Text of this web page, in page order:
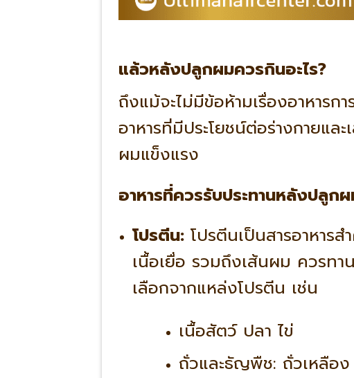
แล้วหลังปลูกผมควรกินอะไร?
ถึงแม้จะไม่มีข้อห้ามเรื่องอาหารก
อาหารที่มีประโยชน์ต่อร่างกายแล
ผมแข็งแรง
อาหารที่ควรรับประทานหลังปลูก
โปรตีน:โปรตีนเป็นสารอาหาร
เนื้อเยื่อ รวมถึงเส้นผม ควรท
เลือกจากแหล่งโปรตีน เช่น
เนื้อสัตว์ ปลา ไข่
ถั่วและธัญพืช: ถั่วเหลือ